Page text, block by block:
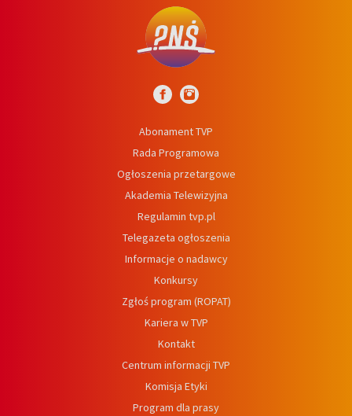
Abonament TVP
Rada Programowa
Ogłoszenia przetargowe
Akademia Telewizyjna
Regulamin tvp.pl
Telegazeta ogłoszenia
Informacje o nadawcy
Konkursy
Zgłoś program (ROPAT)
Kariera w TVP
Kontakt
Centrum informacji TVP
Komisja Etyki
Program dla prasy